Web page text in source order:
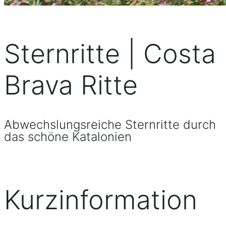
Sternritte | Costa
Brava Ritte
Abwechslungsreiche Sternritte durch
das schöne Katalonien
Kurzinformation